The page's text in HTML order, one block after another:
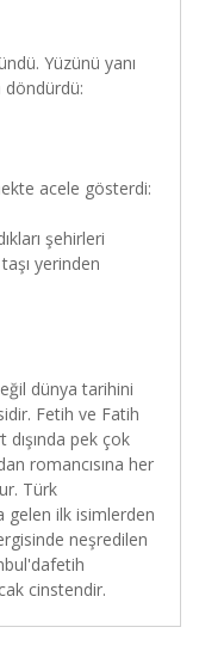
Yüzünü yanı
döndürdü:
acele gösterdi:
şehirleri
yerinden
dünya tarihini
Fetih ve Fatih
pek çok
romancısına her
Türk
gelen ilk isimlerden
neşredilen
cinstendir.